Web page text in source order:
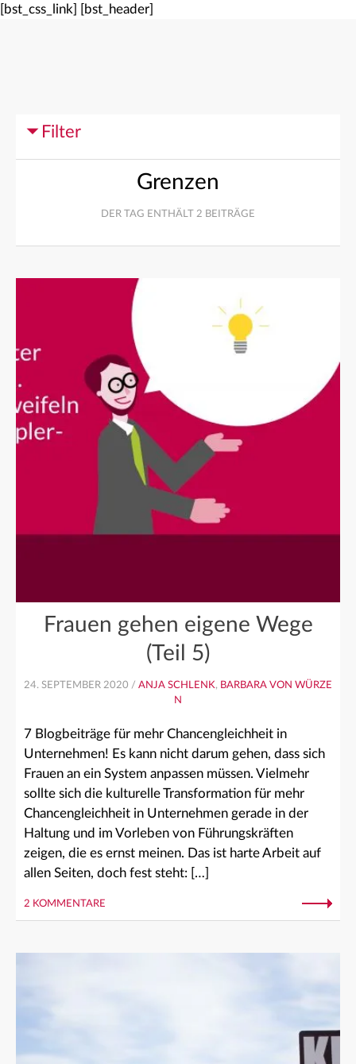
[bst_css_link] [bst_header]
Filter
Grenzen
DER TAG ENTHÄLT 2 BEITRÄGE
Frauen gehen eigene Wege
(Teil 5)
24. SEPTEMBER 2020 / ANJA SCHLENK, BARBARA VON WÜRZE
N
7 Blogbeiträge für mehr Chancengleichheit in
Unternehmen! Es kann nicht darum gehen, dass sich
Frauen an ein System anpassen müssen. Vielmehr
sollte sich die kulturelle Transformation für mehr
Chancengleichheit in Unternehmen gerade in der
Haltung und im Vorleben von Führungskräften
zeigen, die es ernst meinen. Das ist harte Arbeit auf
allen Seiten, doch fest steht: […]
2 KOMMENTARE